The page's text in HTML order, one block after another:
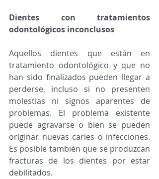
Dientes con tratamientos
odontológicos inconclusos
Aquellos dientes que están en
tratamiento odontológico y que no
han sido finalizados pueden llegar a
perderse, incluso si no presenten
molestias ni signos aparentes de
problemas. El problema existente
puede agravarse o bien se pueden
originar nuevas caries o infecciones.
Es posible también que se produzcan
fracturas de los dientes por estar
debilitados.